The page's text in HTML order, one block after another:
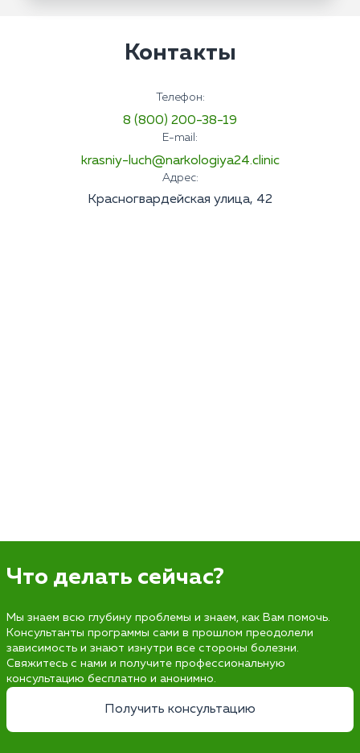
Контакты
Телефон:
8 (800) 200-38-19
E-mail:
krasniy-luch@narkologiya24.clinic
Адрес:
Красногвардейская улица, 42
Что делать сейчас?
Мы знаем всю глубину проблемы и знаем, как Вам помочь.
Консультанты программы сами в прошлом преодолели
зависимость и знают изнутри все стороны болезни.
Свяжитесь с нами и получите профессиональную
консультацию бесплатно и анонимно.
Получить консультацию